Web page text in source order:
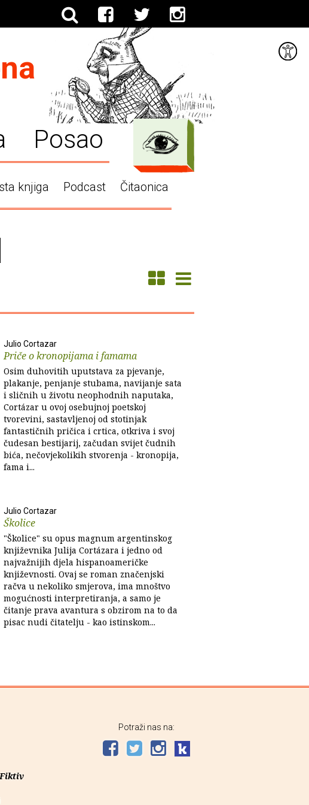
Posao
knjiga Podcast Čitaonica
Julio Cortazar
Priče o kronopijama i famama
Osim duhovitih uputstava za pjevanje,
plakanje, penjanje stubama, navijanje sata
i sličnih u životu neophodnih naputaka,
Cortázar u ovoj osebujnoj poetskoj
tvorevini, sastavljenoj od stotinjak
fantastičnih pričica i crtica, otkriva i svoj
čudesan bestijarij, začudan svijet čudnih
bića, nečovjekolikih stvorenja - kronopija,
fama i...
Julio Cortazar
Školice
"Školice" su opus magnum argentinskog
književnika Julija Cortázara i jedno od
najvažnijih djela hispanoameričke
književnosti. Ovaj se roman značenjski
račva u nekoliko smjerova, ima mnoštvo
mogućnosti interpretiranja, a samo je
čitanje prava avantura s obzirom na to da
pisac nudi čitatelju - kao istinskom...
Potraži nas na: